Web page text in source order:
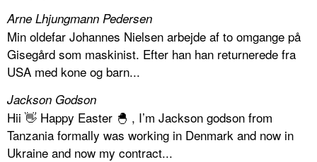
Arne Lhjungmann Pedersen
Min oldefar Johannes Nielsen arbejde af to omgange på
Gisegård som maskinist. Efter han han returnerede fra
USA med kone og barn...
Jackson Godson
Hii 👋 Happy Easter 🐣 , I’m Jackson godson from
Tanzania formally was working in Denmark and now in
Ukraine and now my contract...